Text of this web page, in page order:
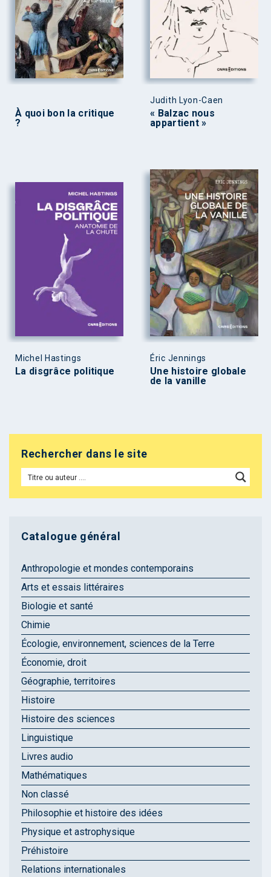
À quoi bon la critique
?
Judith Lyon-Caen
« Balzac nous
appartient »
Michel Hastings
La disgrâce politique
Éric Jennings
Une histoire globale
de la vanille
Rechercher dans le site
Catalogue général
Anthropologie et mondes contemporains
Arts et essais littéraires
Biologie et santé
Chimie
Écologie, environnement, sciences de la Terre
Économie, droit
Géographie, territoires
Histoire
Histoire des sciences
Linguistique
Livres audio
Mathématiques
Non classé
Philosophie et histoire des idées
Physique et astrophysique
Préhistoire
Relations internationales